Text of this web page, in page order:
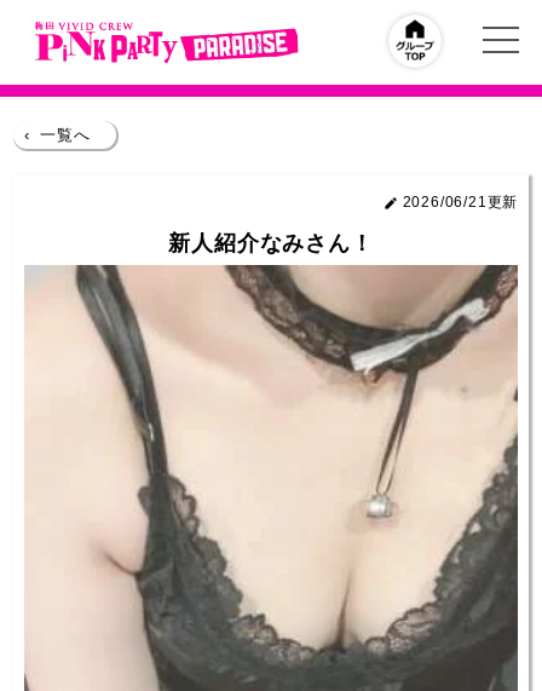
‹ 一覧へ
2026/06/21更新
新人紹介なみさん！